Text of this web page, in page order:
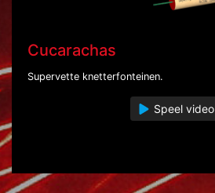
Cucarachas
Supervette knetterfonteinen.
Speel video